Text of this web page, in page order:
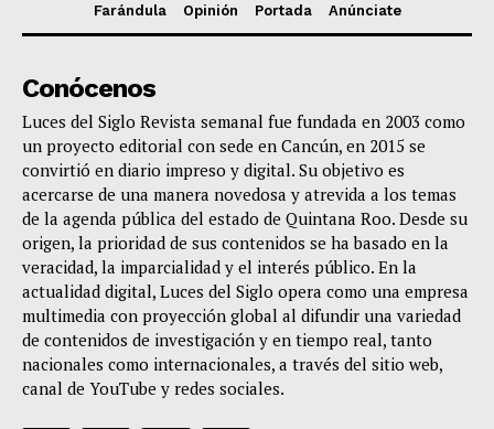
Farándula
Opinión Portada Anúnciate
Conócenos
Luces del Siglo Revista semanal fue fundada en 2003 como
un proyecto editorial con sede en Cancún, en 2015 se
convirtió en diario impreso y digital. Su objetivo es
acercarse de una manera novedosa y atrevida a los temas
de la agenda pública del estado de Quintana Roo. Desde su
origen, la prioridad de sus contenidos se ha basado en la
veracidad, la imparcialidad y el interés público. En la
actualidad digital, Luces del Siglo opera como una empresa
multimedia con proyección global al difundir una variedad
de contenidos de investigación y en tiempo real, tanto
nacionales como internacionales, a través del sitio web,
canal de YouTube y redes sociales.